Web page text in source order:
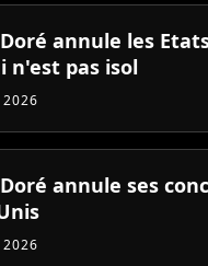
annule les
n'est pas isol
annule ses